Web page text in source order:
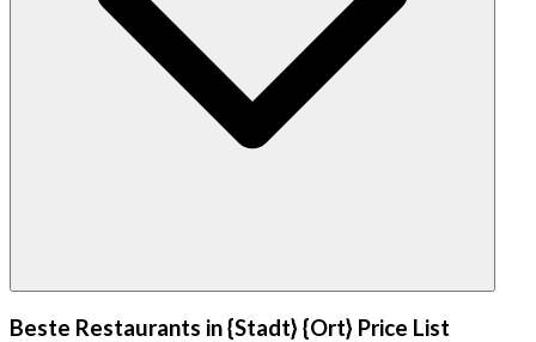
Beste Restaurants in {Stadt} {Ort} Price List